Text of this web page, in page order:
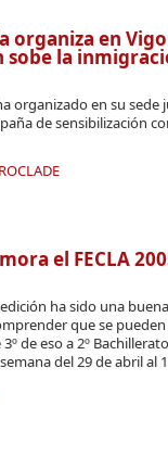
organiza en
sobe la
organizado en su sede
de sensibilización
el FECLA
ha sido una
que se
de eso a 2º
del 29 de abril al